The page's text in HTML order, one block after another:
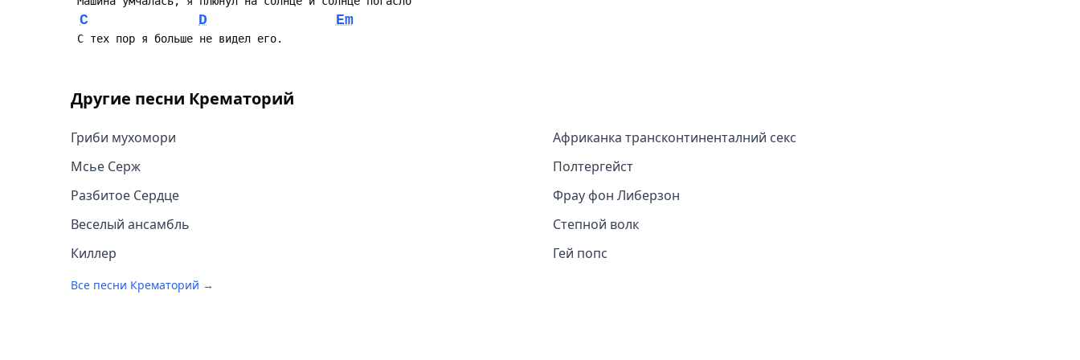
C D Em
Другие песни Крематорий
Гриби мухомори
Мсье Серж
Разбитое Сердце
Веселый ансамбль
Киллер
Африканка трансконтиненталний секс
Полтергейст
Фрау фон Либерзон
Степной волк
Гей попс
Все песни Крематорий →